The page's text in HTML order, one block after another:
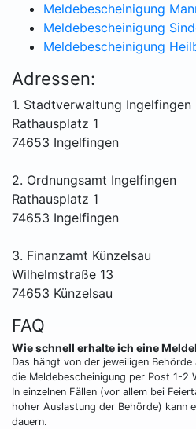
Meldebescheinigung
Meldebescheinigung
Meldebescheinigung
Adressen:
1. Stadtverwaltung Ingelfingen
Rathausplatz 1
74653 Ingelfingen
2. Ordnungsamt Ingelfingen
Rathausplatz 1
74653 Ingelfingen
3. Finanzamt Künzelsau
Wilhelmstraße 13
74653 Künzelsau
FAQ
Wie schnell erhalte ich eine
Das hängt von der jeweiligen Behörde
die Meldebescheinigung per Post 1-2
In einzelnen Fällen (vor allem bei
hoher Auslastung der Behörde) kann
dauern.